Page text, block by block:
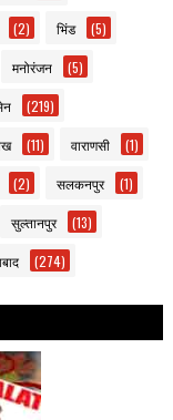
(2) भिंड (5)
मनोरंजन (5)
(219)
(11) वाराणसी (1)
(2) सलकनपुर (1)
सुल्तानपुर (13)
(274)